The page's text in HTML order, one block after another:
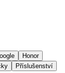
Honor
Příslušenství